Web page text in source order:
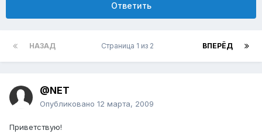
Ответить
НАЗАД ВПЕРЁД
Страница 1 из 2
@NET
Опубликовано 12 марта, 2009
Приветствую!